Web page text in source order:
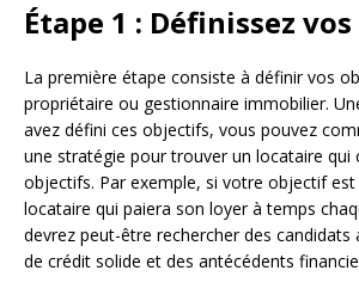
Étape 1 : Définissez
La première étape consiste à définir vos
propriétaire ou gestionnaire immobilier.
avez défini ces objectifs, vous pouvez
une stratégie pour trouver un locataire qui
objectifs. Par exemple, si votre objectif
locataire qui paiera son loyer à temps
devrez peut-être rechercher des candidats
de crédit solide et des antécédents